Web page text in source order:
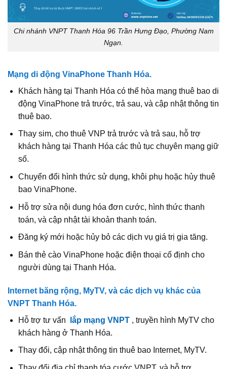
Chi nhánh VNPT Thanh Hóa 96 Trần Hưng Đạo, Phường Nam
Ngạn.
Mạng di động VinaPhone Thanh Hóa.
Khách hàng tại Thanh Hóa có thể hòa mạng thuê bao di
động VinaPhone trả trước, trả sau, và cập nhật thông tin
thuê bao.
Thay sim, cho thuê VNP trả trước và trả sau, hỗ trợ
khách hàng tại Thanh Hóa các thủ tục chuyên mạng giữ
số.
Chuyển đổi hình thức sử dụng, khôi phụ hoặc hủy thuê
bao VinaPhone.
Hỗ trợ sửa nội dung hóa đơn cước, hình thức thanh
toán, và cập nhật tài khoản thanh toán.
Đăng ký mới hoặc hủy bỏ các dịch vụ giá trị gia tăng.
Bán thẻ cào VinaPhone hoặc điện thoại cố định cho
người dùng tại Thanh Hóa.
Internet băng rộng, MyTV, và các dịch vụ khác của
VNPT Thanh Hóa.
Hỗ trợ tư vấn
lắp mạng VNPT , truyền hình MyTV cho
khách hàng ở Thanh Hóa.
Thay đổi, cập nhật thông tin thuê bao Internet, MyTV.